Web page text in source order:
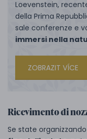
Loevenstein,
della Prima
sale conferenze e
immersi nella
ZOBRAZIT VÍCE
Ricevimento di
Se state